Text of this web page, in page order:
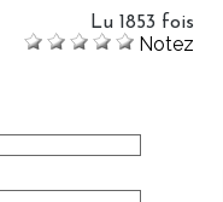
Lu 1853 fois
Notez